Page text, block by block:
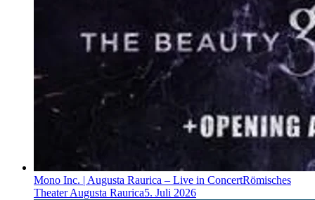
Mono Inc. | Augusta Raurica – Live in ConcertRömisches
Theater Augusta Raurica5. Juli 2026